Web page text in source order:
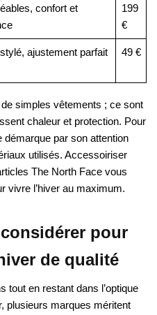
confort et
199
€
ajustement parfait 49 €
simples vêtements ; ce sont
chaleur et protection. Pour
par son attention
utilisés. Accessoiriser
The North Face vous
vivre l’hiver au maximum.
pour
de qualité
tout en restant dans l’optique
plusieurs marques méritent